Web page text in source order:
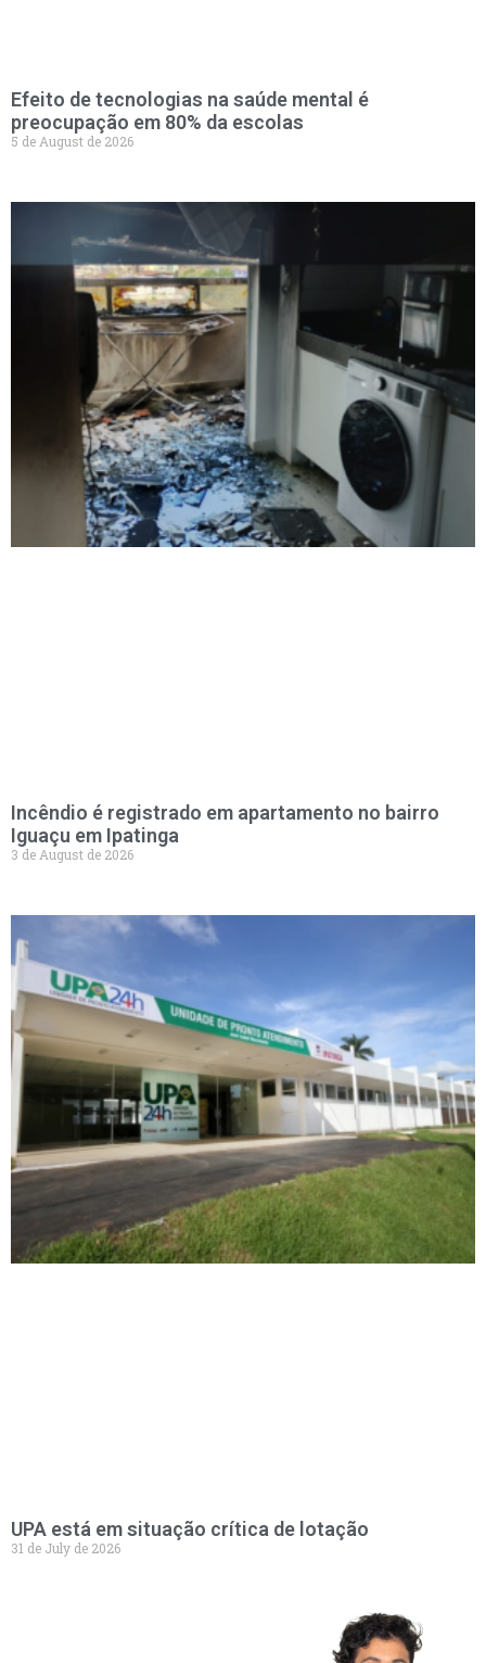
Efeito de tecnologias na saúde mental é
preocupação em 80% da escolas
5 de August de 2026
Incêndio é registrado em apartamento no bairro
Iguaçu em Ipatinga
3 de August de 2026
UPA está em situação crítica de lotação
31 de July de 2026